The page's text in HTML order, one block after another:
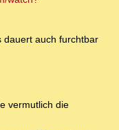
dauert auch furchtbar
vermutlich die